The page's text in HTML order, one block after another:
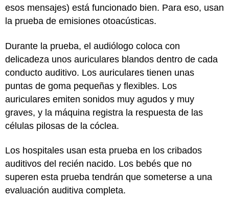
esos mensajes) está funcionado bien. Para eso, usan
la prueba de emisiones otoacústicas.
Durante la prueba, el audiólogo coloca con
delicadeza unos auriculares blandos dentro de cada
conducto auditivo. Los auriculares tienen unas
puntas de goma pequeñas y flexibles. Los
auriculares emiten sonidos muy agudos y muy
graves, y la máquina registra la respuesta de las
células pilosas de la cóclea.
Los hospitales usan esta prueba en los cribados
auditivos del recién nacido. Los bebés que no
superen esta prueba tendrán que someterse a una
evaluación auditiva completa.